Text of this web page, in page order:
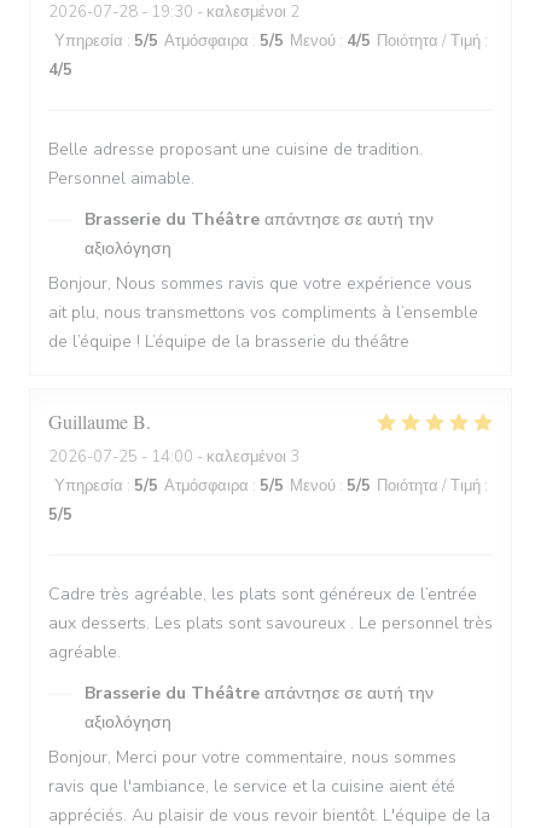
2026-07-28 - 19:30 - καλεσμένοι 2
Υπηρεσία : 5/5 Ατμόσφαιρα : 5/5 Μενού : 4/5 Ποιότητα / Τιμή :
4/5
Belle adresse proposant une cuisine de tradition.
Personnel aimable.
Brasserie du Théâtre απάντησε σε αυτή την
αξιολόγηση
Bonjour, Nous sommes ravis que votre expérience vous
ait plu, nous transmettons vos compliments à l’ensemble
de l’équipe ! L’équipe de la brasserie du théâtre
GuillaumeB
2026-07-25 - 14:00 - καλεσμένοι 3
Υπηρεσία : 5/5 Ατμόσφαιρα : 5/5 Μενού : 5/5 Ποιότητα / Τιμή :
5/5
Cadre très agréable, les plats sont généreux de l’entrée
aux desserts. Les plats sont savoureux . Le personnel très
agréable.
Brasserie du Théâtre απάντησε σε αυτή την
αξιολόγηση
Bonjour, Merci pour votre commentaire, nous sommes
ravis que l'ambiance, le service et la cuisine aient été
appréciés. Au plaisir de vous revoir bientôt. L'équipe de la